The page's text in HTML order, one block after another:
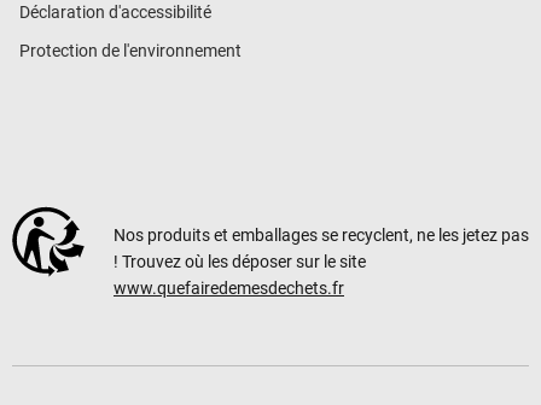
Déclaration d'accessibilité
Protection de l'environnement
Nos produits et emballages se recyclent, ne les jetez pas
! Trouvez où les déposer sur le site
www.quefairedemesdechets.fr